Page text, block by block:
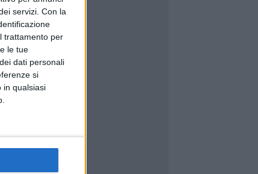
servizi. Con la
trattamento per
le tue
dati personali
si
in qualsiasi